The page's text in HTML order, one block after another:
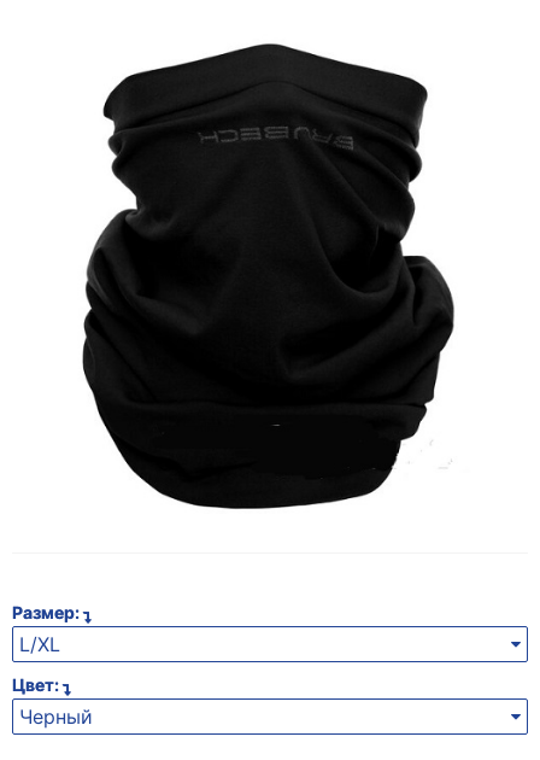
Размер:
L/XL
Цвет:
Черный